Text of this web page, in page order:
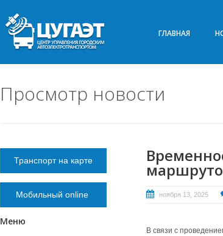
ГЛАВНАЯ
Просмотр новости
ноября 13, 2025
В связи с
Транспорт на карте
Мобильный online
Меню